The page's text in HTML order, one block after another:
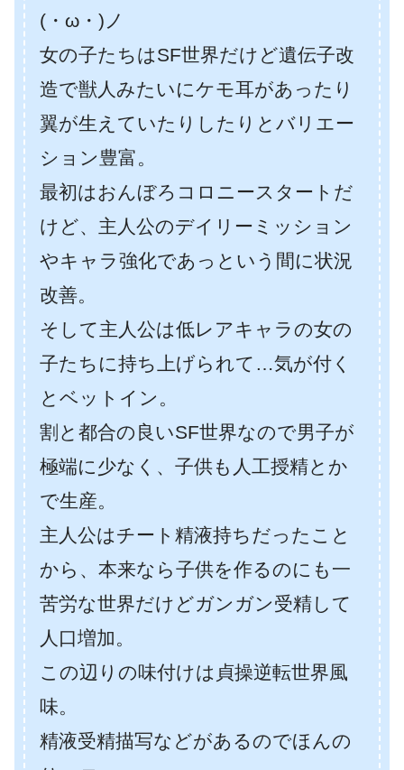
(・ω・)ノ
女の子たちはSF世界だけど遺伝子改
造で獣人みたいにケモ耳があったり
翼が生えていたりしたりとバリエー
ション豊富。
最初はおんぼろコロニースタートだ
けど、主人公のデイリーミッション
やキャラ強化であっという間に状況
改善。
そして主人公は低レアキャラの女の
子たちに持ち上げられて…気が付く
とベットイン。
割と都合の良いSF世界なので男子が
極端に少なく、子供も人工授精とか
で生産。
主人公はチート精液持ちだったこと
から、本来なら子供を作るのにも一
苦労な世界だけどガンガン受精して
人口増加。
この辺りの味付けは貞操逆転世界風
味。
精液受精描写などがあるのでほんの